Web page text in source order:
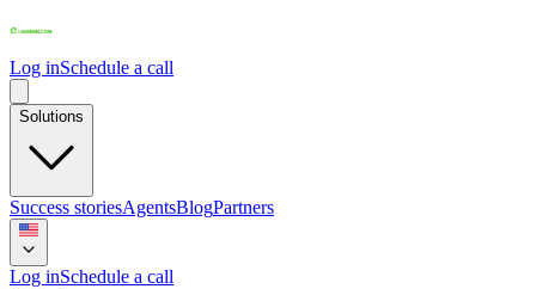
Log inSchedule a call
Solutions
Success storiesAgentsBlogPartners
Log inSchedule a call